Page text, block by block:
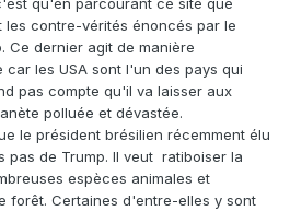
qu'en parcourant ce site que
contre-vérités énoncés par le
Ce dernier agit de manière
les USA sont l'un des pays qui
pas compte qu'il va laisser aux
polluée et dévastée.
le président brésilien récemment élu
pas de Trump. Il veut ratiboiser la
espèces animales et
forêt. Certaines d'entre-elles y sont